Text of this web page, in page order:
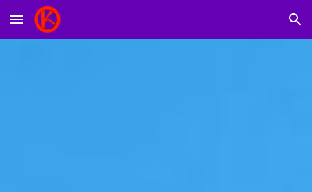
Skip to main content Skip to navigation